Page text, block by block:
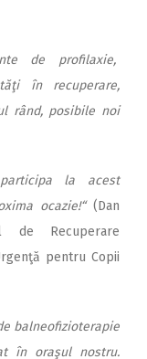
de profilaxie,
în recuperare,
rând, posibile noi
la acest
ocazie!“(Dan
de Recuperare
pentru Copii
balneofizioterapie
în oraşul nostru.